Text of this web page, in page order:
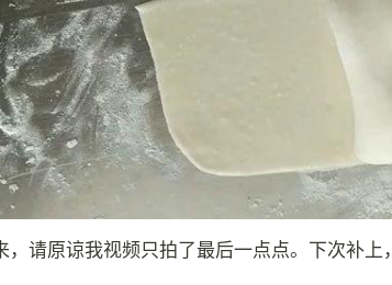
，请原谅我视频只拍了最后一点点。下次补上，